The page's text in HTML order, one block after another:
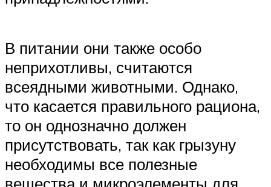
В питании они также особо
неприхотливы, считаются
всеядными животными. Однако,
что касается правильного рациона,
то он однозначно должен
присутствовать, так как грызуну
необходимы все полезные